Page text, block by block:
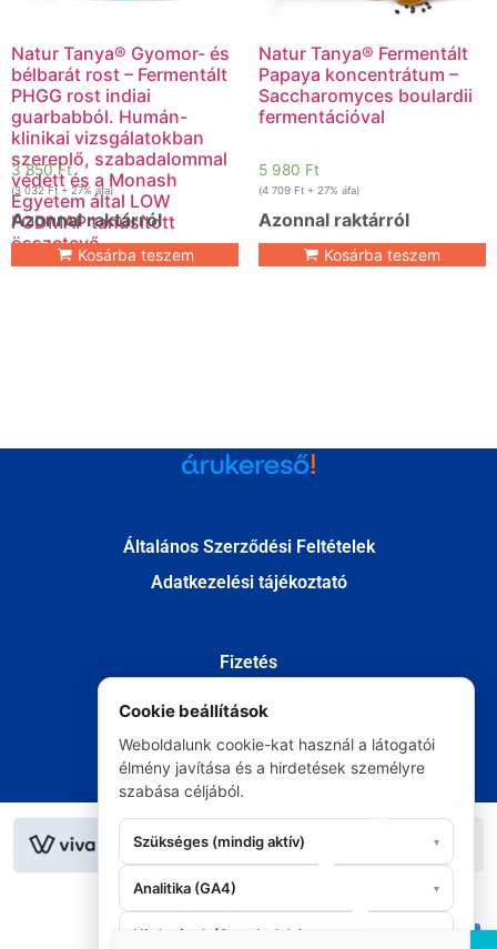
Natur Tanya® Gyomor- és
bélbarát rost – Fermentált
PHGG rost indiai
guarbabból. Humán-
klinikai vizsgálatokban
szereplő, szabadalommal
védett és a Monash
Egyetem által LOW
FODMAP tanúsított
összetevő
3 850Ft
(3 032Ft+ 27% áfa)
Azonnal raktárról
Kosárba teszem
Natur Tanya® Fermentált
Papaya koncentrátum –
Saccharomyces boulardii
fermentációval
5 980 Ft
(4 709 Ft+ 27% áfa)
Azonnal raktárról
Kosárba teszem
Általános Szerződési Feltételek
Adatkezelési tájékoztató
Fizetés
Kapcsolat
Elállás
© Minden jog fenntartva 2020
Cookie beállítások
Weboldalunk cookie-kat használ a látogatói
élmény javítása és a hirdetések személyre
szabása céljából.
Szükséges (mindig aktív) ▾
Analitika (GA4) ▾
Hirdetések (Google Ads)